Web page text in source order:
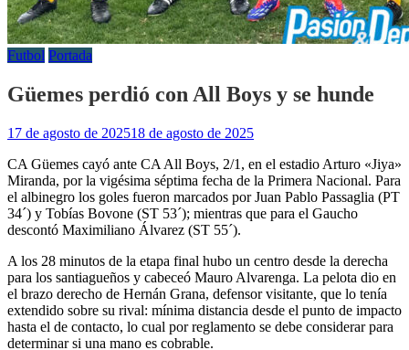
Futbol Portada
Güemes perdió con All Boys y se hunde
17 de agosto de 202518 de agosto de 2025
CA Güemes cayó ante CA All Boys, 2/1, en el estadio Arturo «Jiya»
Miranda, por la vigésima séptima fecha de la Primera Nacional. Para
el albinegro los goles fueron marcados por Juan Pablo Passaglia (PT
34´) y Tobías Bovone (ST 53´); mientras que para el Gaucho
descontó Maximiliano Álvarez (ST 55´).
A los 28 minutos de la etapa final hubo un centro desde la derecha
para los santiagueños y cabeceó Mauro Alvarenga. La pelota dio en
el brazo derecho de Hernán Grana, defensor visitante, que lo tenía
extendido sobre su rival: mínima distancia desde el punto de impacto
hasta el de contacto, lo cual por reglamento se debe considerar para
determinar si una mano es cobrable.